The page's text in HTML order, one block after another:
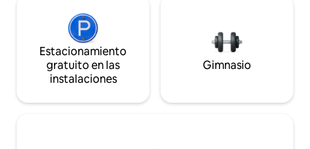
Estacionamiento
gratuito en las
instalaciones
Gimnasio